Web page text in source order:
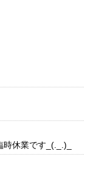
休業です_(._.)_